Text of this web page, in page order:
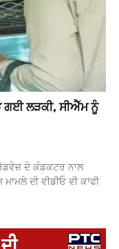
ਗਈ ਲੜਕੀ, ਸੀਐੱਮ ਨੂੰ
ਦੇ ਕੰਡਕਟਰ ਨਾਲ
ਦੀ ਵੀਡੀਓ ਵੀ ਕਾਫੀ